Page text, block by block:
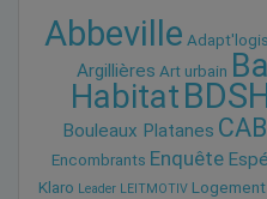
Abbeville Adapt'logis
Argillières Art urbain
Habitat
Bouleaux Platanes
Encombrants Enquête
Klaro Leader LEITMOTIV Logement